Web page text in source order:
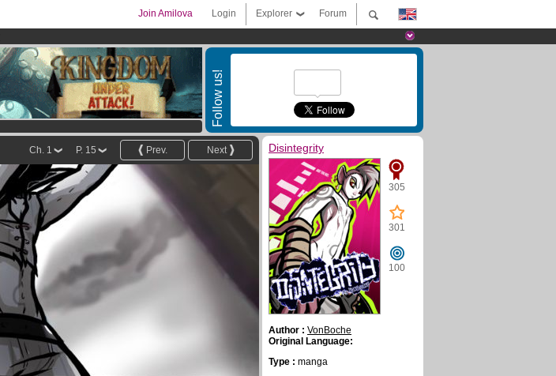
Forum
Explorer
Login
Join Amilova
Follow us!
Next
Prev.
P. 15
Ch. 1 Disintegrity
305
301
100
Author : VonBoche
Original Language:
Type : manga